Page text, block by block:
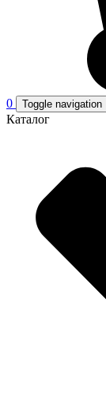
0 Toggle navigation
Каталог